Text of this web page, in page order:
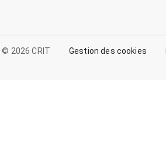
© 2026 CRIT Gestion des cookies